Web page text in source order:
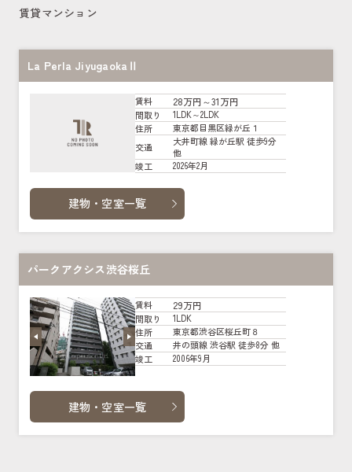
賃貸マンション
La Perla JiyugaokaⅡ
賃料 28万円～31万円
間取り
1LDK～2LDK
住所
東京都目黒区緑が丘１
交通
大井町線 緑が丘駅 徒歩9分
他
竣工
2026年2月
建物・空室一覧
パークアクシス渋谷桜丘
賃料 29万円
間取り
1LDK
住所
東京都渋谷区桜丘町８
交通
井の頭線 渋谷駅 徒歩8分 他
竣工
2006年9月
建物・空室一覧